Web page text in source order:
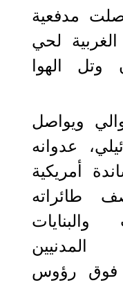
مدفعية
لحي
وتل الهوا
التوالي ويواصل
عدوانه
أمريكية
طائراته
المدنيين
فوق رؤوس